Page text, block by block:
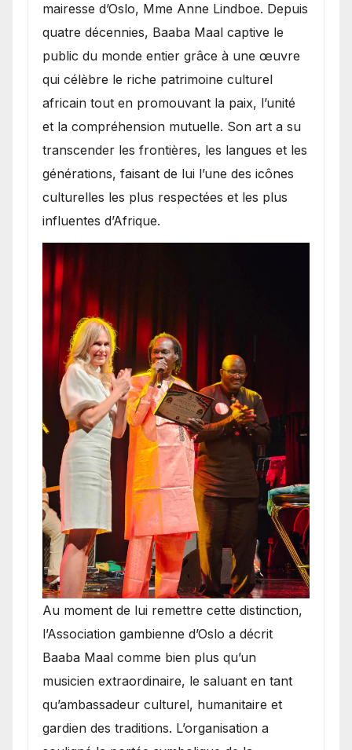
mairesse d’Oslo, Mme Anne Lindboe. Depuis
quatre décennies, Baaba Maal captive le
public du monde entier grâce à une œuvre
qui célèbre le riche patrimoine culturel
africain tout en promouvant la paix, l’unité
et la compréhension mutuelle. Son art a su
transcender les frontières, les langues et les
générations, faisant de lui l’une des icônes
culturelles les plus respectées et les plus
influentes d’Afrique.
​Au moment de lui remettre cette distinction,
l’Association gambienne d’Oslo a décrit
Baaba Maal comme bien plus qu’un
musicien extraordinaire, le saluant en tant
qu’ambassadeur culturel, humanitaire et
gardien des traditions. L’organisation a